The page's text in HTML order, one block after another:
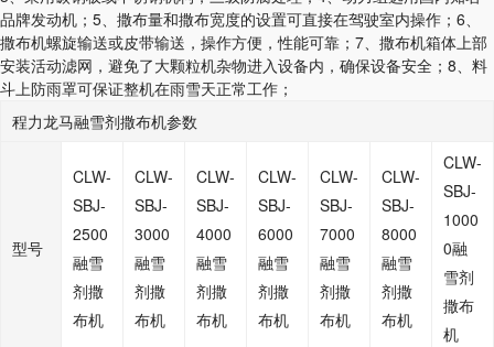
品牌发动机；5、撒布量和撒布宽度的设置可直接在驾驶室内操作；6、
撒布机螺旋输送或皮带输送，操作方便，性能可靠；7、撒布机箱体上部
安装活动滤网，避免了大颗粒机杂物进入设备内，确保设备安全；8、料
斗上防雨罩可保证整机在雨雪天正常工作；
程力龙马融雪剂撒布机参数
型号
CLW-
SBJ-
2500
融雪
剂撒
布机
CLW-
SBJ-
3000
融雪
剂撒
布机
CLW-
SBJ-
4000
融雪
剂撒
布机
CLW-
SBJ-
6000
融雪
剂撒
布机
CLW-
SBJ-
7000
融雪
剂撒
布机
CLW-
SBJ-
8000
融雪
剂撒
布机
CLW-
SBJ-
1000
0融
雪剂
撒布
机